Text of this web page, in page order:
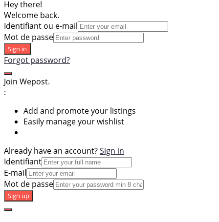
Hey there!
Welcome back.
Identifiant ou e-mail
Mot de passe
Sign in
Forgot password?
Join Wepost.
:
Add and promote your listings
Easily manage your wishlist
Already have an account?Sign in
Identifiant
E-mail
Mot de passe
Sign up